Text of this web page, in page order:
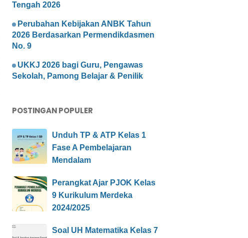
Tengah 2026
Perubahan Kebijakan ANBK Tahun
2026 Berdasarkan Permendikdasmen
No. 9
UKKJ 2026 bagi Guru, Pengawas
Sekolah, Pamong Belajar & Penilik
POSTINGAN POPULER
Unduh TP & ATP Kelas 1
Fase A Pembelajaran
Mendalam
Perangkat Ajar PJOK Kelas
9 Kurikulum Merdeka
2024/2025
Soal UH Matematika Kelas 7